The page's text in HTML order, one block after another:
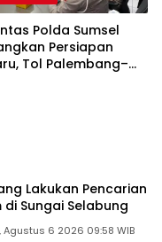
Polda Sumsel
Persiapan
Tol Palembang–
Lakukan Pencarian
Sungai Selabung
Agustus 6 2026 09:58 WIB